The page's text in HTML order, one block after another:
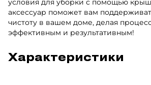
условия для уборки с помощью
аксессуар поможет вам
чистоту в вашем доме, делая
эффективным и результативным!
Характеристики